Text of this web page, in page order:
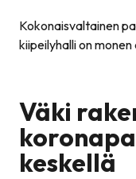
Kokonaisvaltainen
kiipeilyhalli on monen
Väki
keskellä